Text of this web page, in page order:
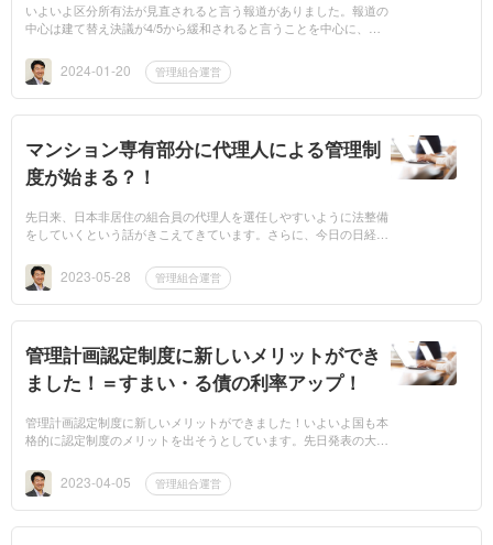
いよいよ区分所有法が見直されると言う報道がありました。報道の
中心は建て替え決議が4/5から緩和されると言うことを中心に、割
て替えに直面して...
2024-01-20 管理組合運営
マンション専有部分に代理人による管理制
度が始まる？！
先日来、日本非居住の組合員の代理人を選任しやすいように法整備
をしていくという話がきこえてきています。さらに、今日の日経新
う記事になってい...
2023-05-28 管理組合運営
管理計画認定制度に新しいメリットができ
ました！＝すまい・る債の利率アップ！
管理計画認定制度に新しいメリットができました！いよいよ国も本
格的に認定制度のメリットを出そうとしています。先日発表の大規
る債の利率ア...
2023-04-05 管理組合運営